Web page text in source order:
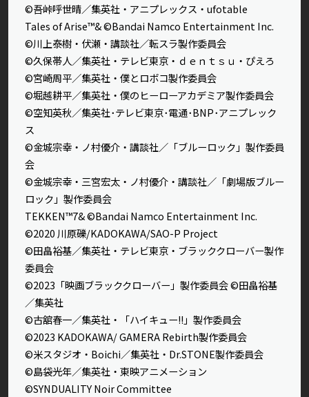
©吾峠呼世晴／集英社・アニプレックス・ufotable
Tales of Arise™& ©Bandai Namco Entertainment Inc.
©川上泰樹・伏瀬・講談社／転スラ製作委員会
©久保帯人／集英社・テレビ東京・ｄｅｎｔｓｕ・ぴえろ
©宮崎周平／集英社・僕とロボコ製作委員会
©堀越耕平／集英社・僕のヒーローアカデミア製作委員会
©空知英秋／集英社･テレビ東京･電通･BNP･アニプレック
ス
©金城宗幸・ノ村優介・講談社／「ブルーロック」製作委員
会
©金城宗幸・三宮宏太・ノ村優介・講談社／「劇場版ブルー
ロック」製作委員会
TEKKEN™7& ©Bandai Namco Entertainment Inc.
©2020 川原礫/KADOKAWA/SAO-P Project
©田畠裕基／集英社・テレビ東京・ブラッククローバー製作
委員会
©2023「映画ブラッククローバー」製作委員会 ©田畠裕基
／集英社
©古舘春一／集英社・「ハイキュー!!」製作委員会
©2023 KADOKAWA/ GAMERA Rebirth製作委員会
©米スタジオ・Boichi／集英社・Dr.STONE製作委員会
©島袋光年／集英社・東映アニメーション
©SYNDUALITY Noir Committee